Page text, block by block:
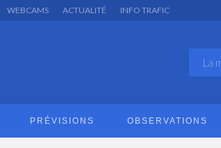
WEBCAMS ACTUALITÉ INFO TRAFIC
PRÉVISIONS OBSERVATIONS